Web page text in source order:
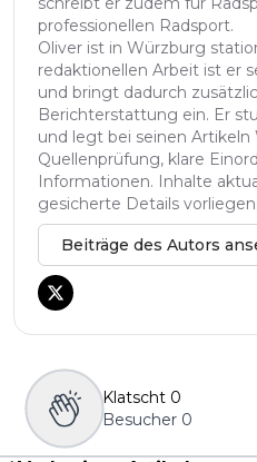
professionellen Radsport.
Oliver ist in Würzburg
redaktionellen Arbeit ist er
und bringt dadurch
Berichterstattung ein. Er
und legt bei seinen
Quellenprüfung, klare
Informationen. Inhalte
gesicherte Details vorliegen.
Beiträge des Autors
Klatscht 0
Besucher 0